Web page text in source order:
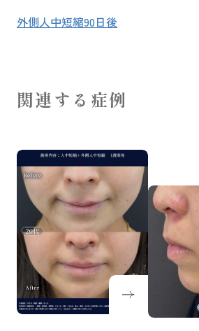
外側人中短縮90日後
関連する症例